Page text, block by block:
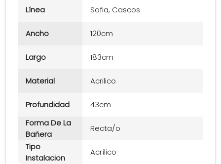
Línea Sofia, Cascos
Ancho 120cm
Largo 183cm
Material Acrilico
Profundidad
43cm
Forma De La
Bañera
Recta/o
Tipo
Instalacion
Acrílico